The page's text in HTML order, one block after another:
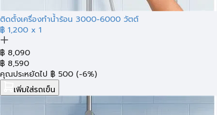
ติดตั้งเครื่องทำน้ำร้อน 3000-6000 วัตต์
฿ 1,200 x 1
฿ 8,090
฿ 8,590
คุณประหยัดไป ฿ 500 (-6%)
เพิ่มใส่รถเข็น